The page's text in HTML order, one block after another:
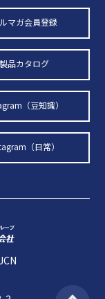
マガ会員登録
製品カタログ
（豆知識）
（日常）